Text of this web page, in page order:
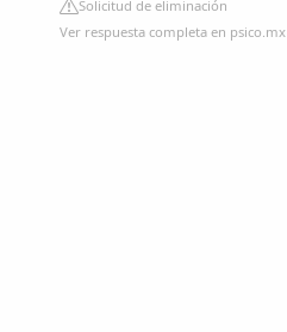
Solicitud de eliminación
Ver respuesta completa en psico.mx